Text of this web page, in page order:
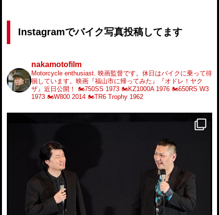
Instagramでバイク写真投稿してます
nakamotofilm
Motorcycle enthusiast. 映画監督です。休日はバイクに乗って徘
徊しています。映画『福山市に帰ってみた』『オドレ！ヤク
ザ』近日公開！
🏍️750SS 1973 🏍️KZ1000A 1976 🏍️650RS W3
1973 🏍️W800 2014 🏍️TR6 Trophy 1962